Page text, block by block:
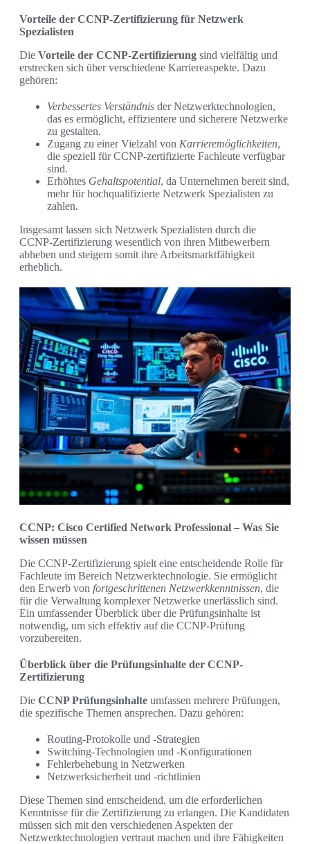
Vorteile der CCNP-Zertifizierung für Netzwerk
Spezialisten
Die Vorteile der CCNP-Zertifizierung sind vielfältig und
erstrecken sich über verschiedene Karriereaspekte. Dazu
gehören:
Verbessertes Verständnis der Netzwerktechnologien,
das es ermöglicht, effizientere und sicherere Netzwerke
zu gestalten.
Zugang zu einer Vielzahl von Karrieremöglichkeiten,
die speziell für CCNP-zertifizierte Fachleute verfügbar
sind.
Erhöhtes Gehaltspotential, da Unternehmen bereit sind,
mehr für hochqualifizierte Netzwerk Spezialisten zu
zahlen.
Insgesamt lassen sich Netzwerk Spezialisten durch die
CCNP-Zertifizierung wesentlich von ihren Mitbewerbern
abheben und steigern somit ihre Arbeitsmarktfähigkeit
erheblich.
CCNP: Cisco Certified Network Professional – Was Sie
wissen müssen
Die CCNP-Zertifizierung spielt eine entscheidende Rolle für
Fachleute im Bereich Netzwerktechnologie. Sie ermöglicht
den Erwerb von fortgeschrittenen Netzwerkkenntnissen, die
für die Verwaltung komplexer Netzwerke unerlässlich sind.
Ein umfassender Überblick über die Prüfungsinhalte ist
notwendig, um sich effektiv auf die CCNP-Prüfung
vorzubereiten.
Überblick über die Prüfungsinhalte der CCNP-
Zertifizierung
Die CCNP Prüfungsinhalte umfassen mehrere Prüfungen,
die spezifische Themen ansprechen. Dazu gehören:
Routing-Protokolle und -Strategien
Switching-Technologien und -Konfigurationen
Fehlerbehebung in Netzwerken
Netzwerksicherheit und -richtlinien
Diese Themen sind entscheidend, um die erforderlichen
Kenntnisse für die Zertifizierung zu erlangen. Die Kandidaten
müssen sich mit den verschiedenen Aspekten der
Netzwerktechnologien vertraut machen und ihre Fähigkeiten